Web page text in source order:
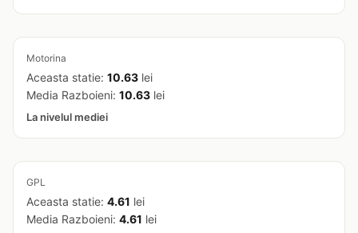
Motorina
Aceasta statie: 10.63 lei
Media Razboieni: 10.63 lei
La nivelul mediei
GPL
Aceasta statie: 4.61 lei
Media Razboieni: 4.61 lei